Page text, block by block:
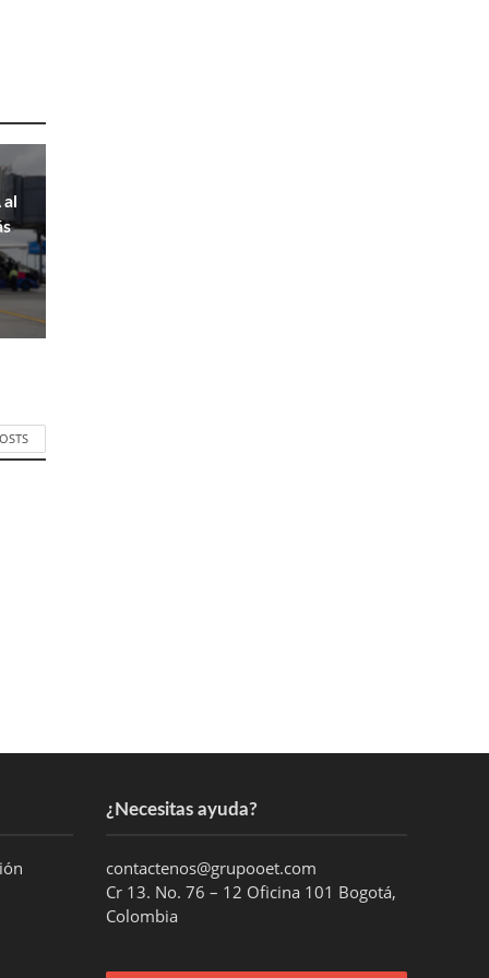
¿Necesitas ayuda?
contactenos@grupooet.com
Cr 13. No. 76 – 12 Oficina 101 Bogotá,
Colombia